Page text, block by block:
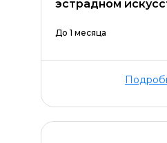
эстрадном
До 1 месяца
ОСТАВИТЬ